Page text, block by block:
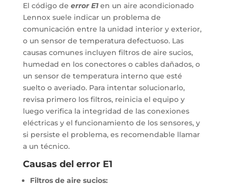
El código de error E1 en un aire acondicionado
Lennox suele indicar un problema de
comunicación entre la unidad interior y exterior,
o un sensor de temperatura defectuoso. Las
causas comunes incluyen filtros de aire sucios,
humedad en los conectores o cables dañados, o
un sensor de temperatura interno que esté
suelto o averiado. Para intentar solucionarlo,
revisa primero los filtros, reinicia el equipo y
luego verifica la integridad de las conexiones
eléctricas y el funcionamiento de los sensores, y
si persiste el problema, es recomendable llamar
a un técnico.
Causas del error E1
Filtros de aire sucios: